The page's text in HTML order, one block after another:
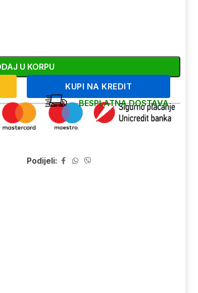
U KORPU
KUPI NA KREDIT
BESPLATNA DOSTAVA
Podijeli: